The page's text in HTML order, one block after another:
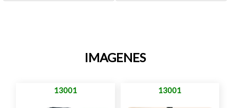
IMAGENES
13001 13001